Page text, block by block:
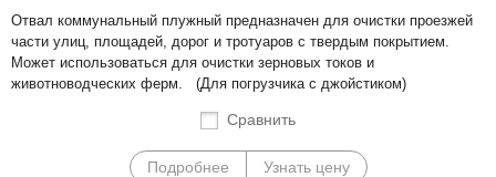
Отвал коммунальный плужный предназначен для очистки проезжей
части улиц, площадей, дорог и тротуаров с твердым покрытием.
Может использоваться для очистки зерновых токов и
животноводческих ферм. (Для погрузчика с джойстиком)
Сравнить
Подробнее Узнать цену